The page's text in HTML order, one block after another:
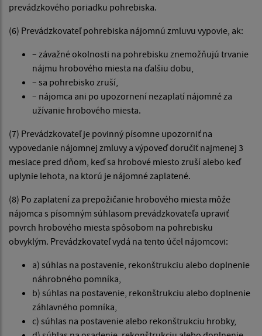
prevádzkového poriadku pohrebiska.
(6) Prevádzkovateľ pohrebiska nájomnú zmluvu vypovie, ak:
– závažné okolnosti na pohrebisku znemožňujú trvanie
nájmu hrobového miesta na ďalšiu dobu,
– sa pohrebisko zruší,
– nájomca ani po upozornení nezaplatí nájomné za
užívanie hrobového miesta.
(7) Prevádzkovateľ je povinný písomne upozorniť na
vypovedanie nájomnej zmluvy a výpoveď doručiť najmenej 3
mesiace pred dňom, keď sa hrobové miesto zruší alebo keď
uplynie lehota, na ktorú je nájomné zaplatené.
(8) Po zaplatení za prepožičanie hrobového miesta môže
nájomca s písomným súhlasom prevádzkovateľa upraviť
povrch hrobového miesta spôsobom na pohrebisku
obvyklým. Prevádzkovateľ vydá na tento účel nájomcovi:
a) súhlas na postavenie, rekonštrukciu alebo doplnenie
náhrobného pomníka,
b) súhlas na postavenie, rekonštrukciu alebo doplnenie
záhlavného pomníka,
c) súhlas na postavenie alebo rekonštrukciu hrobky,